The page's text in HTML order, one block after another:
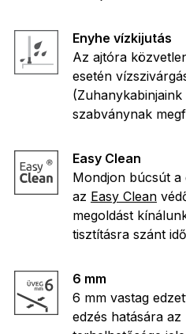
Enyhe vízkijutás
Az ajtóra
esetén
(Zuhanykabinjaink
szabványnak
Easy Clean
Mondjon búcsút
az Easy Clean
megoldást
tisztításra szánt
6 mm
6 mm vastag
edzés hatására